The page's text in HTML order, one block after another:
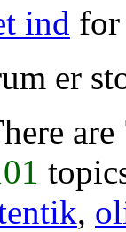
ind for
er
are
,